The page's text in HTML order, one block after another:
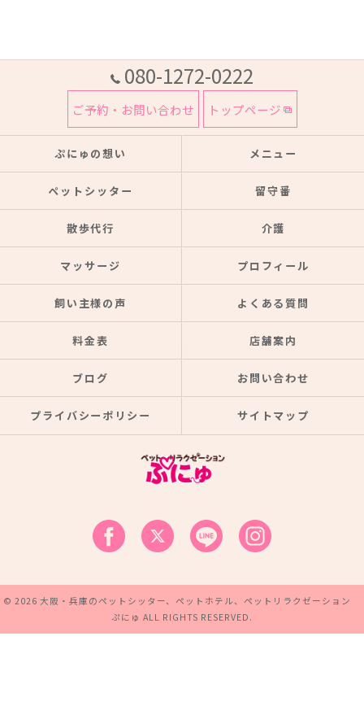
080-1272-0222
ご予約・お問い合わせ トップページ
ぷにゅの想い メニュー
ペットシッター 留守番
散歩代行 介護
マッサージ プロフィール
飼い主様の声 よくある質問
料金表 店舗案内
ブログ お問い合わせ
プライバシーポリシー サイトマップ
© 2026 大阪・兵庫のペットシッター、ペットホテル、ペットリラクゼーション
ぷにゅ ALL RIGHTS RESERVED.